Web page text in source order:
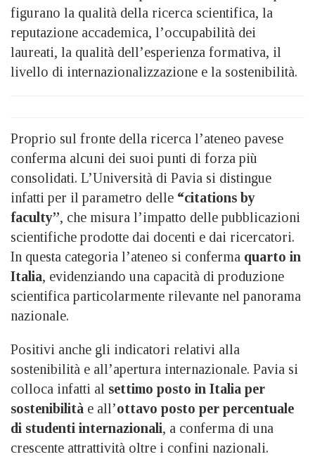
figurano la qualità della ricerca scientifica, la
reputazione accademica, l’occupabilità dei
laureati, la qualità dell’esperienza formativa, il
livello di internazionalizzazione e la sostenibilità.
Proprio sul fronte della ricerca l’ateneo pavese
conferma alcuni dei suoi punti di forza più
consolidati. L’Università di Pavia si distingue
infatti per il parametro delle “citations by
faculty”, che misura l’impatto delle pubblicazioni
scientifiche prodotte dai docenti e dai ricercatori.
In questa categoria l’ateneo si conferma quarto in
Italia, evidenziando una capacità di produzione
scientifica particolarmente rilevante nel panorama
nazionale.
Positivi anche gli indicatori relativi alla
sostenibilità e all’apertura internazionale. Pavia si
colloca infatti al settimo posto in Italia per
sostenibilità e all’ottavo posto per percentuale
di studenti internazionali, a conferma di una
crescente attrattività oltre i confini nazionali.